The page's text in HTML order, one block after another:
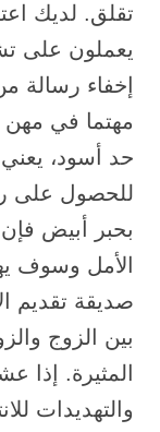
تقلق. لديك
يعملون على
إخفاء رسالة
مهتما في مهن
حد أسود، يعني
للحصول على
بحبر أبيض
الأمل وسوف
صديقة تقديم
بين الزوج
المثيرة. إذا
والتهديدات